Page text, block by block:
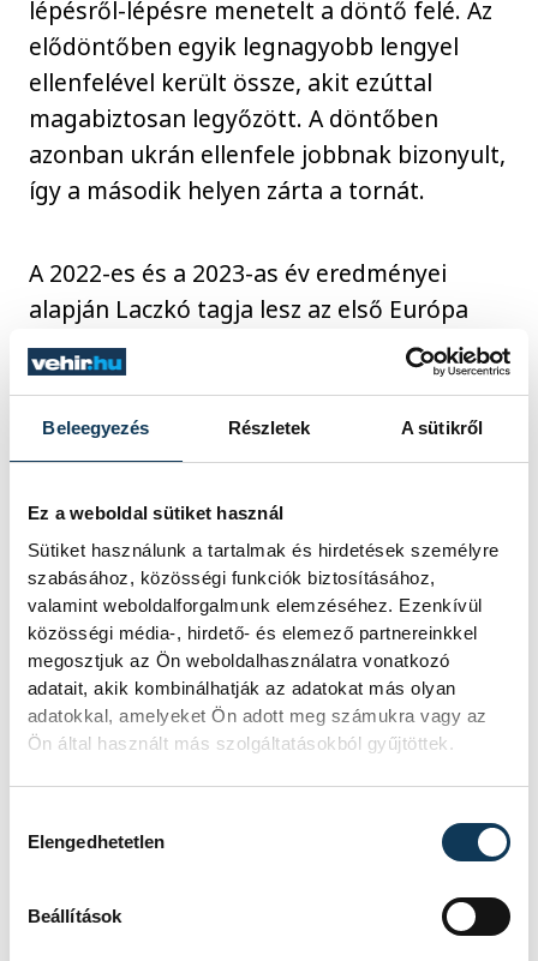
Beleegyezés Részletek A sütikről
Ez a weboldal sütiket használ
Sütiket használunk a tartalmak és hirdetések személyre
szabásához, közösségi funkciók biztosításához,
valamint weboldalforgalmunk elemzéséhez. Ezenkívül
közösségi média-, hirdető- és elemező partnereinkkel
megosztjuk az Ön weboldalhasználatra vonatkozó
adatait, akik kombinálhatják az adatokat más olyan
adatokkal, amelyeket Ön adott meg számukra vagy az
Ön által használt más szolgáltatásokból gyűjtöttek.
Elengedhetetlen
Beállítások
lépésről-lépésre menetelt a döntő felé. Az
elődöntőben egyik legnagyobb lengyel
ellenfelével került össze, akit ezúttal
magabiztosan legyőzött. A döntőben
azonban ukrán ellenfele jobbnak bizonyult,
így a második helyen zárta a tornát.
A 2022-es és a 2023-as év eredményei
alapján Laczkó tagja lesz az első Európa
Játékokra utazó nemzeti csapatnak.
Májusban folytatódik gőzerővel a
felkészülés a júniusban sorra kerülő
Európa Játékokra. Augusztus végén a
felnőtteknek strandszumó Európa-
bajnokság, majd szeptember közepén
Európa-bajnokság, októberben pedig a
tokiói világbajnokság szerepel a
nemzetközi szövetség versenynaptárában.
Mind a négy megmérettetés kvalifikációs
versenynek minősül a 2025-ös csengtui
világjátékokra.
bajnokságra is készül a csapat, amelyet